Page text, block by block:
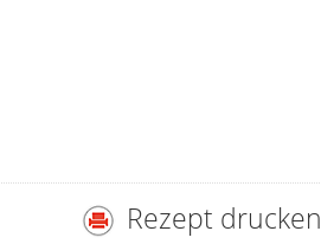
Rezept drucken